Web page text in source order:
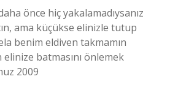
önce hiç yakalamadıysanız
ama küçükse elinizle tutup
benim eldiven takmamın
batmasını önlemek
2009